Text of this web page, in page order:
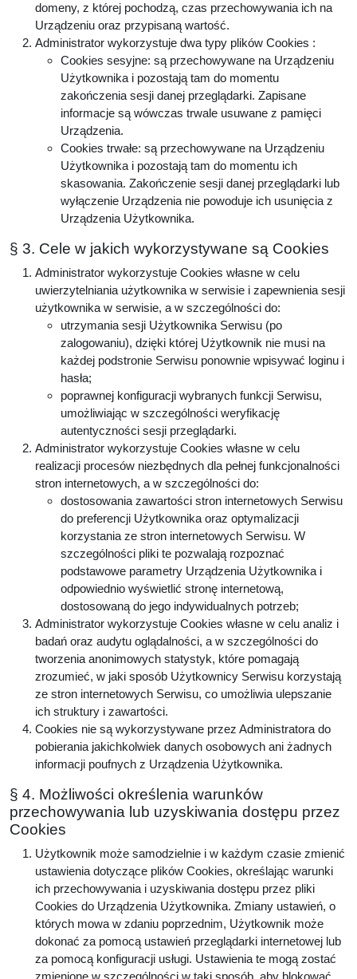
domeny, z której pochodzą, czas przechowywania ich na
Urządzeniu oraz przypisaną wartość.
Administrator wykorzystuje dwa typy plików Cookies :
Cookies sesyjne: są przechowywane na Urządzeniu
Użytkownika i pozostają tam do momentu
zakończenia sesji danej przeglądarki. Zapisane
informacje są wówczas trwale usuwane z pamięci
Urządzenia.
Cookies trwałe: są przechowywane na Urządzeniu
Użytkownika i pozostają tam do momentu ich
skasowania. Zakończenie sesji danej przeglądarki lub
wyłączenie Urządzenia nie powoduje ich usunięcia z
Urządzenia Użytkownika.
§ 3. Cele w jakich wykorzystywane są Cookies
Administrator wykorzystuje Cookies własne w celu
uwierzytelniania użytkownika w serwisie i zapewnienia sesji
użytkownika w serwisie, a w szczególności do:
utrzymania sesji Użytkownika Serwisu (po
zalogowaniu), dzięki której Użytkownik nie musi na
każdej podstronie Serwisu ponownie wpisywać loginu i
hasła;
poprawnej konfiguracji wybranych funkcji Serwisu,
umożliwiając w szczególności weryfikację
autentyczności sesji przeglądarki.
Administrator wykorzystuje Cookies własne w celu
realizacji procesów niezbędnych dla pełnej funkcjonalności
stron internetowych, a w szczególności do:
dostosowania zawartości stron internetowych Serwisu
do preferencji Użytkownika oraz optymalizacji
korzystania ze stron internetowych Serwisu. W
szczególności pliki te pozwalają rozpoznać
podstawowe parametry Urządzenia Użytkownika i
odpowiednio wyświetlić stronę internetową,
dostosowaną do jego indywidualnych potrzeb;
Administrator wykorzystuje Cookies własne w celu analiz i
badań oraz audytu oglądalności, a w szczególności do
tworzenia anonimowych statystyk, które pomagają
zrozumieć, w jaki sposób Użytkownicy Serwisu korzystają
ze stron internetowych Serwisu, co umożliwia ulepszanie
ich struktury i zawartości.
Cookies nie są wykorzystywane przez Administratora do
pobierania jakichkolwiek danych osobowych ani żadnych
informacji poufnych z Urządzenia Użytkownika.
§ 4. Możliwości określenia warunków
przechowywania lub uzyskiwania dostępu przez
Cookies
Użytkownik może samodzielnie i w każdym czasie zmienić
ustawienia dotyczące plików Cookies, określając warunki
ich przechowywania i uzyskiwania dostępu przez pliki
Cookies do Urządzenia Użytkownika. Zmiany ustawień, o
których mowa w zdaniu poprzednim, Użytkownik może
dokonać za pomocą ustawień przeglądarki internetowej lub
za pomocą konfiguracji usługi. Ustawienia te mogą zostać
zmienione w szczególności w taki sposób, aby blokować